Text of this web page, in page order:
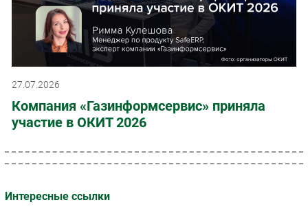
27.07.2026
Компания «Газинформсервис» приняла
участие в ОКИТ 2026
Интересные ссылки